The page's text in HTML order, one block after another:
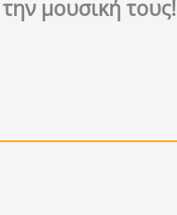
μουσική τους!